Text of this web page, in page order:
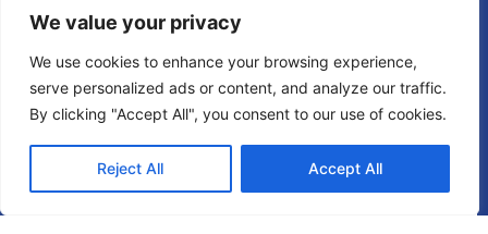
We value your privacy
We use cookies to enhance your browsing experience,
serve personalized ads or content, and analyze our traffic.
By clicking "Accept All", you consent to our use of cookies.
Reject All Accept All
spaziano dalla musica al cinema, dall’arte alla comunicazione
multimediale, fino alla vita universitaria nel suo complesso. Un
appuntamento che unisce tradizione e innovazione, e che
continua a dare voce alle nuove generazioni.
Programma in aggiornamento